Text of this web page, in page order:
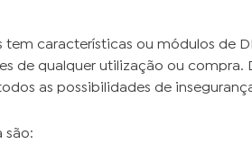
características ou módulos de
de qualquer utilização ou compra.
as possibilidades de
são: